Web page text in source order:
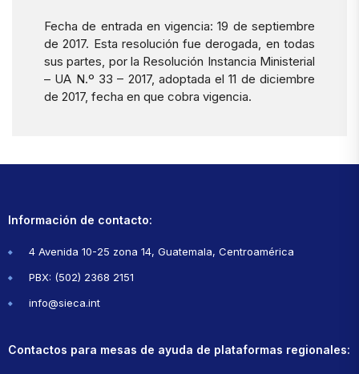
Fecha de entrada en vigencia: 19 de septiembre
de 2017. Esta resolución fue derogada, en todas
sus partes, por la Resolución Instancia Ministerial
– UA N.º 33 – 2017, adoptada el 11 de diciembre
de 2017, fecha en que cobra vigencia.
Información de contacto:
4 Avenida 10-25 zona 14, Guatemala, Centroamérica
PBX: (502) 2368 2151
info@sieca.int
Contactos para mesas de ayuda de plataformas regionales: